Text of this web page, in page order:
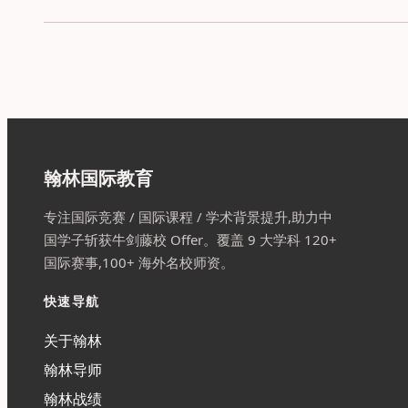
翰林国际教育
专注国际竞赛 / 国际课程 / 学术背景提升,助力中
国学子斩获牛剑藤校 Offer。覆盖 9 大学科 120+
国际赛事,100+ 海外名校师资。
快速导航
关于翰林
翰林导师
翰林战绩